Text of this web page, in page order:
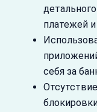
платежей
себя за